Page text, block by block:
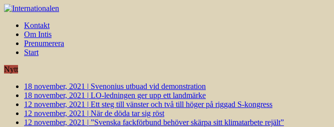
Kontakt
Om Intis
Prenumerera
Start
Nytt
18 november, 2021 | Svenonius utbuad vid demonstration
18 november, 2021 | LO-ledningen ger upp ett landmärke
12 november, 2021 | Ett steg till vänster och två till höger på riggad S-kongress
12 november, 2021 | När de döda tar sig röst
12 november, 2021 | ”Svenska fackförbund behöver skärpa sitt klimatarbete rejält”